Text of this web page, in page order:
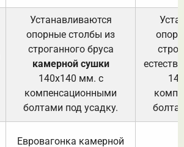
Устанавливаются
опорные столбы из
строганного бруса
камерной сушки
140х140 мм. с
компенсационными
болтами под усадку.
Евровагонка камерной